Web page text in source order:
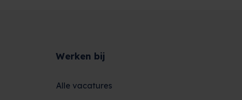
Werken bij
Alle vacatures